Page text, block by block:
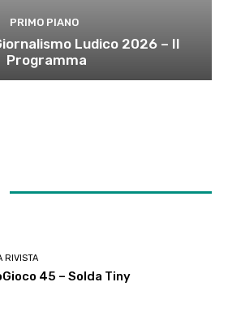
PRIMO PIANO
Ludico 2026 – Il
Programma
RIVISTA
45 – Solda Tiny